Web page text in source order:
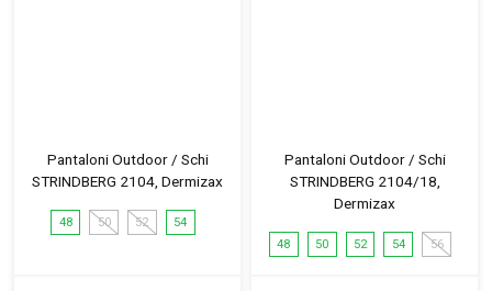
Pantaloni Outdoor / Schi
STRINDBERG 2104, Dermizax
48 50 52 54
Pantaloni Outdoor / Schi
STRINDBERG 2104/18,
Dermizax
48 50 52 54 56